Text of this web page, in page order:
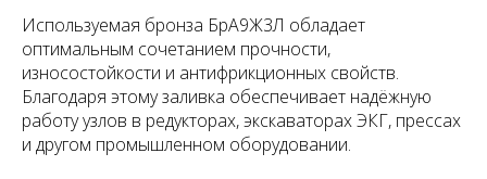
Используемая бронза БрА9Ж3Л обладает
оптимальным сочетанием прочности,
износостойкости и антифрикционных свойств.
Благодаря этому заливка обеспечивает надёжную
работу узлов в редукторах, экскаваторах ЭКГ, прессах
и другом промышленном оборудовании.